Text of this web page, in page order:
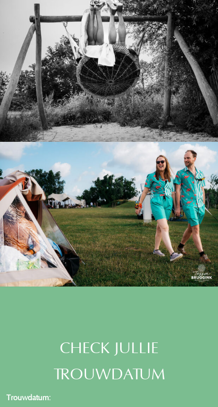
CHECK JULLIE
TROUWDATUM
Trouwdatum: